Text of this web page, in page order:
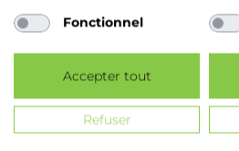
Champagne Bonvalet |
vidéosurveillance/
Fonctionnel
Accepter tout
Refuser